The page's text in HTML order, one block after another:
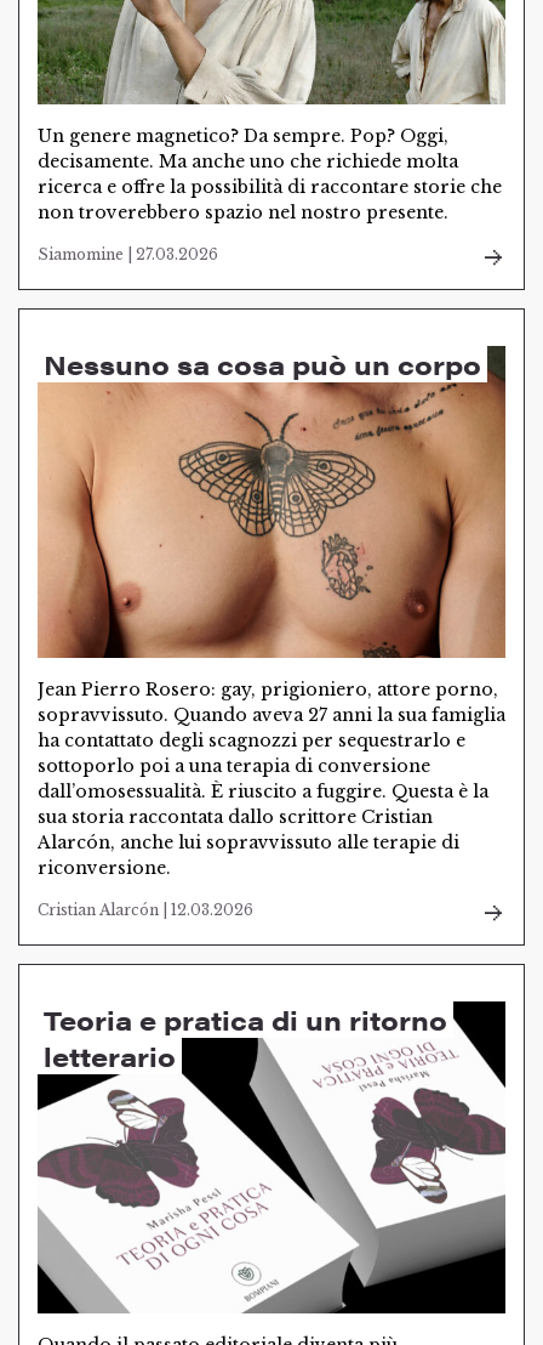
Un genere magnetico? Da sempre. Pop? Oggi,
decisamente. Ma anche uno che richiede molta
ricerca e offre la possibilità di raccontare storie che
non troverebbero spazio nel nostro presente.
Siamomine | 27.03.2026
Nessuno sa cosa può un corpo
Jean Pierro Rosero: gay, prigioniero, attore porno,
sopravvissuto. Quando aveva 27 anni la sua famiglia
ha contattato degli scagnozzi per sequestrarlo e
sottoporlo poi a una terapia di conversione
dall’omosessualità. È riuscito a fuggire. Questa è la
sua storia raccontata dallo scrittore Cristian
Alarcón, anche lui sopravvissuto alle terapie di
riconversione.
Cristian Alarcón | 12.03.2026
Teoria e pratica di un ritorno
letterario